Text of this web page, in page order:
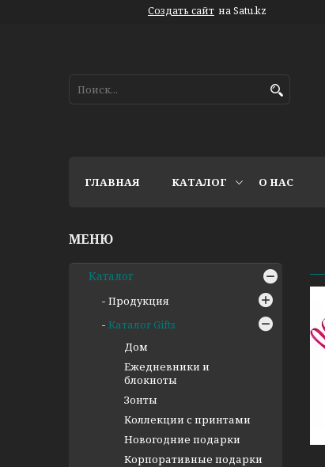
Создать сайт на Satu.kz
ГЛАВНАЯ КАТАЛОГ О НАС
Каталог
Продукция
Каталог Gifts
Дом
Ежедневники и
блокноты
Зонты
Коллекции с принтами
Новогодние подарки
Корпоративные подарки